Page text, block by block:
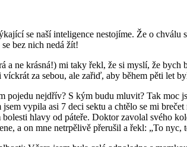
se naší inteligence nestojíme. Že o
bez nich nedá žít!
a ne krásná!) mi taky řekl, že si myslí, že
za sebou, ale zařiď, aby během pěti let
nejdřív? S kým budu mluvit? Tak moc
vypila asi 7 deci sektu a chtělo se mi
hlavy od páteře. Doktor zavolal svého
a on mne netrpělivě přerušil a řekl: „To